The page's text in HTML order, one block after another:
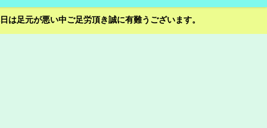
足元が悪い中ご足労頂き誠に有難うございます。